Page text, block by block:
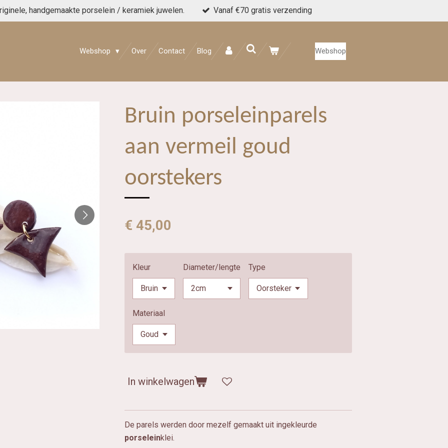
handgemaakte porselein / keramiek juwelen. Vanaf €70 gratis verzending
Webshop Over Contact Blog Webshop
Bruin porseleinparels
aan vermeil goud
oorstekers
€ 45,00
Kleur Diameter/lengte Type
Materiaal
In winkelwagen
De parels werden door mezelf gemaakt uit ingekleurde
porseleinklei.